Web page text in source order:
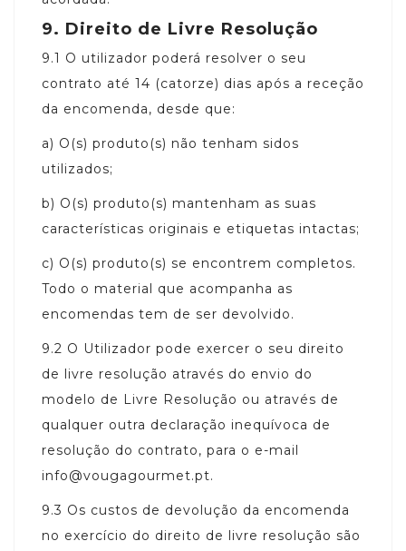
9. Direito de Livre Resolução
9.1 O utilizador poderá resolver o seu
contrato até 14 (catorze) dias após a receção
da encomenda, desde que:
a) O(s) produto(s) não tenham sidos
utilizados;
b) O(s) produto(s) mantenham as suas
características originais e etiquetas intactas;
c) O(s) produto(s) se encontrem completos.
Todo o material que acompanha as
encomendas tem de ser devolvido.
9.2 O Utilizador pode exercer o seu direito
de livre resolução através do envio do
modelo de Livre Resolução ou através de
qualquer outra declaração inequívoca de
resolução do contrato, para o e-mail
info@vougagourmet.pt.
9.3 Os custos de devolução da encomenda
no exercício do direito de livre resolução são